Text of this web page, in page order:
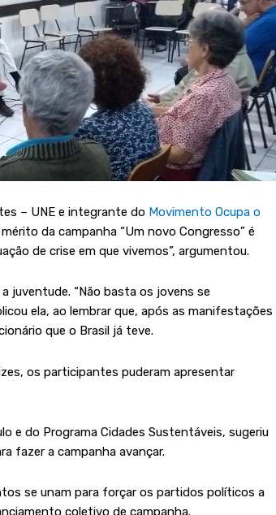
– UNE e integrante do Movimento Ocupa o
da campanha “Um novo Congresso” é
de crise em que vivemos”, argumentou.
juventude. “Não basta os jovens se
ela, ao lembrar que, após as manifestações
que o Brasil já teve.
os participantes puderam apresentar
e do Programa Cidades Sustentáveis, sugeriu
fazer a campanha avançar.
se unam para forçar os partidos políticos a
coletivo de campanha.